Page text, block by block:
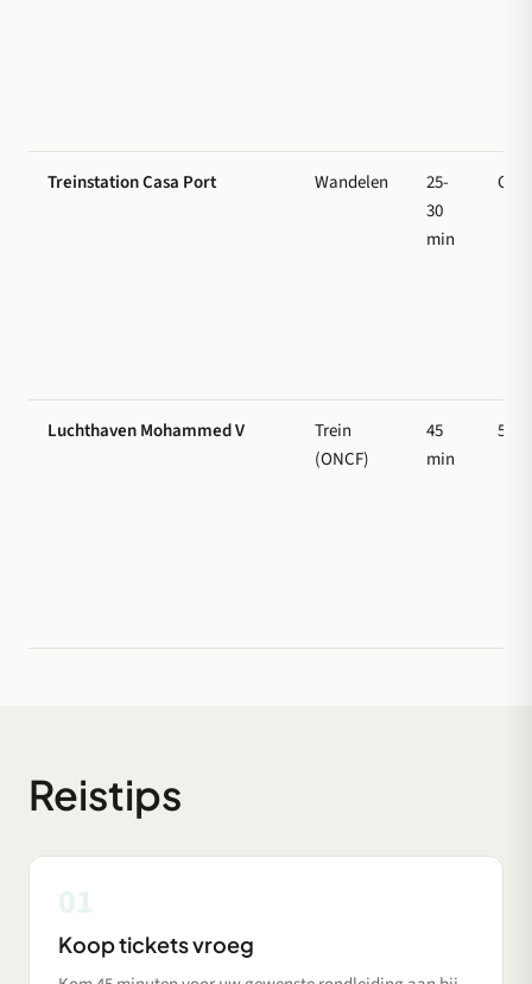
Treinstation Casa Port Wandelen
25-
30
min
Luchthaven Mohammed V
Trein
(ONCF)
45
min
50
Reistips
Koop tickets vroeg